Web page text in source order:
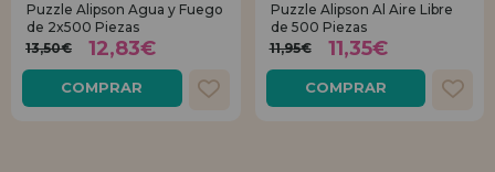
Puzzle Alipson Agua y Fuego
de 2x500 Piezas
13,50€
12,83€
COMPRAR
Puzzle Alipson Al Aire Libre
de 500 Piezas
11,95€
11,35€
COMPRAR